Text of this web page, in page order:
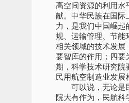
高空间资源的利用水
献。中华民族在国际
力，是我们中国崛起
规、运输管理、节能
相关领域的技术发展
要智库的作用；四要
期，科学技术研究院
民用航空制造业发
可以说，无论是民
院大有作为，民航